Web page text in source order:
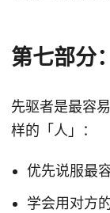
第七部分
先驱者是最容
样的「人」：
优先说服最
学会用对方